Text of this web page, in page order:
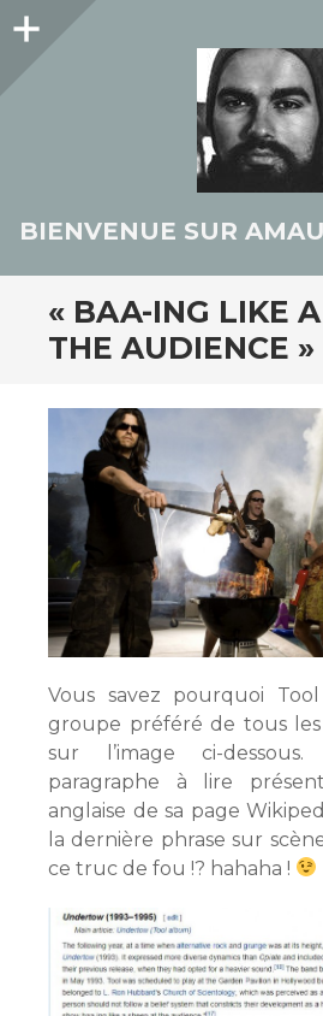
Colonne
BIENVENUE SUR
« BAA-ING LIKE
THE AUDIENCE »
Vous savez pourquoi
groupe préféré de tous
sur l’image ci-
paragraphe à lire
anglaise de sa page
la dernière phrase sur
ce truc de fou !? hahaha !